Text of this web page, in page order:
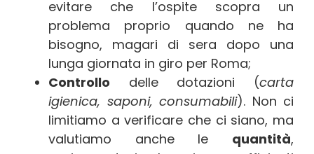
evitare che l’ospite scopra un
problema proprio quando ne ha
bisogno, magari di sera dopo una
lunga giornata in giro per Roma;
Controllo delle dotazioni (carta
igienica, saponi, consumabili). Non ci
limitiamo a verificare che ci siano, ma
valutiamo anche le quantità,